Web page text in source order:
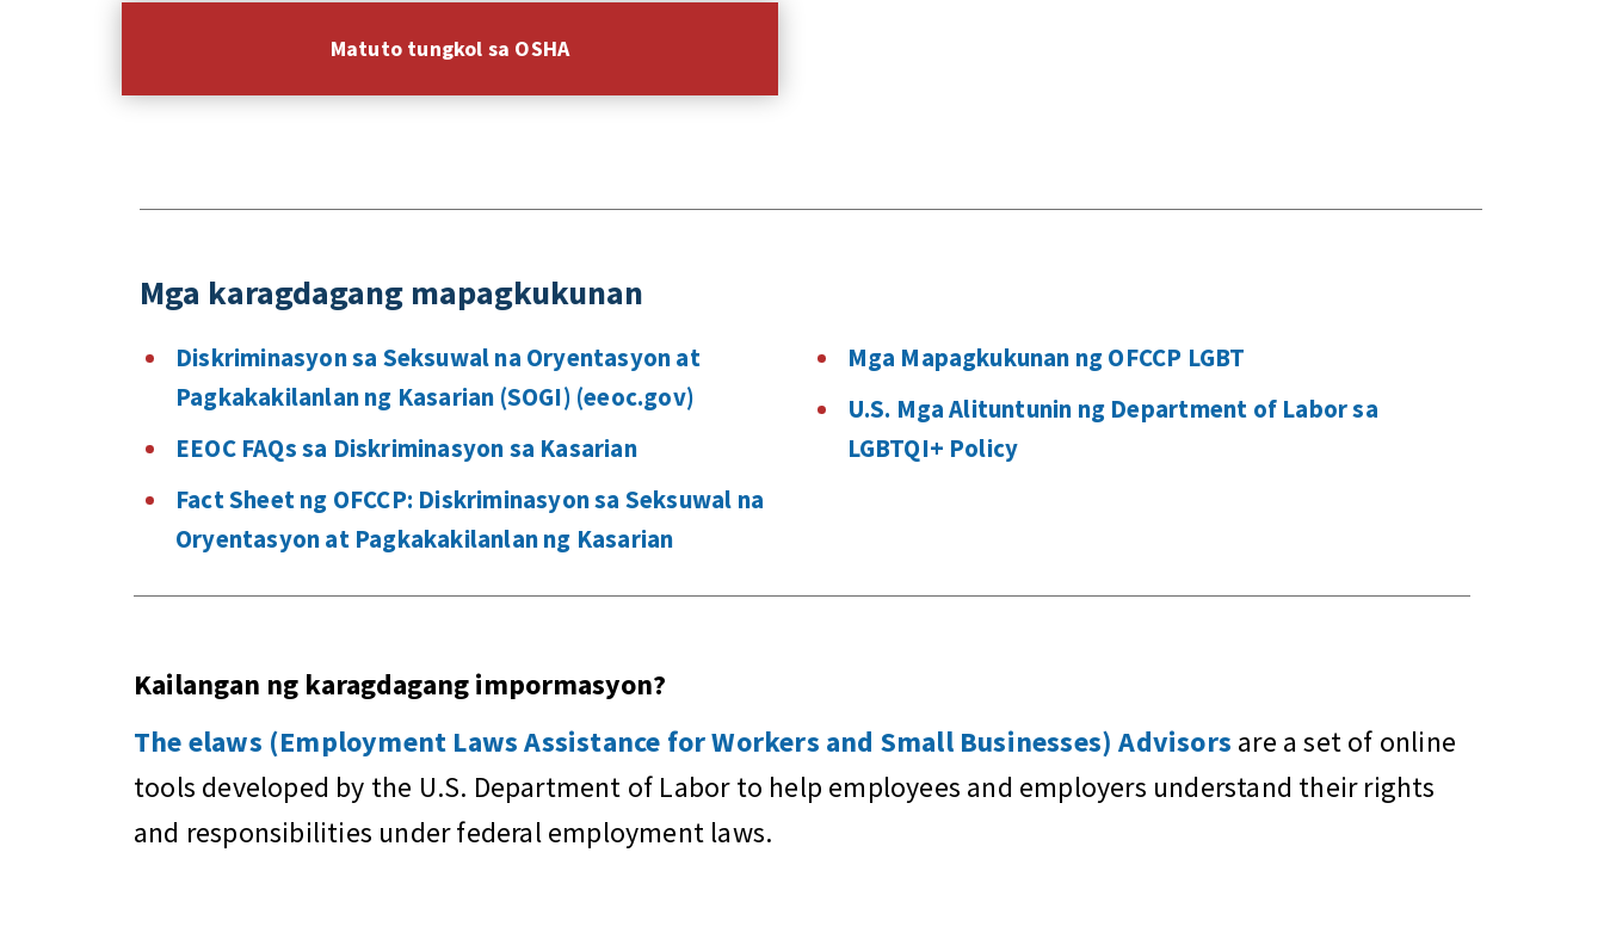
Matuto tungkol sa OSHA
Mga karagdagang mapagkukunan
Diskriminasyon sa Seksuwal na Oryentasyon at
Pagkakakilanlan ng Kasarian (SOGI) (eeoc.gov)
EEOC FAQs sa Diskriminasyon sa Kasarian
Fact Sheet ng OFCCP: Diskriminasyon sa Seksuwal na
Oryentasyon at Pagkakakilanlan ng Kasarian
Mga Mapagkukunan ng OFCCP LGBT
U.S. Mga Alituntunin ng Department of Labor sa
LGBTQI+ Policy
Kailangan ng karagdagang impormasyon?
The elaws (Employment Laws Assistance for Workers and Small Businesses) Advisors are a set of online
tools developed by the U.S. Department of Labor to help employees and employers understand their rights
and responsibilities under federal employment laws.